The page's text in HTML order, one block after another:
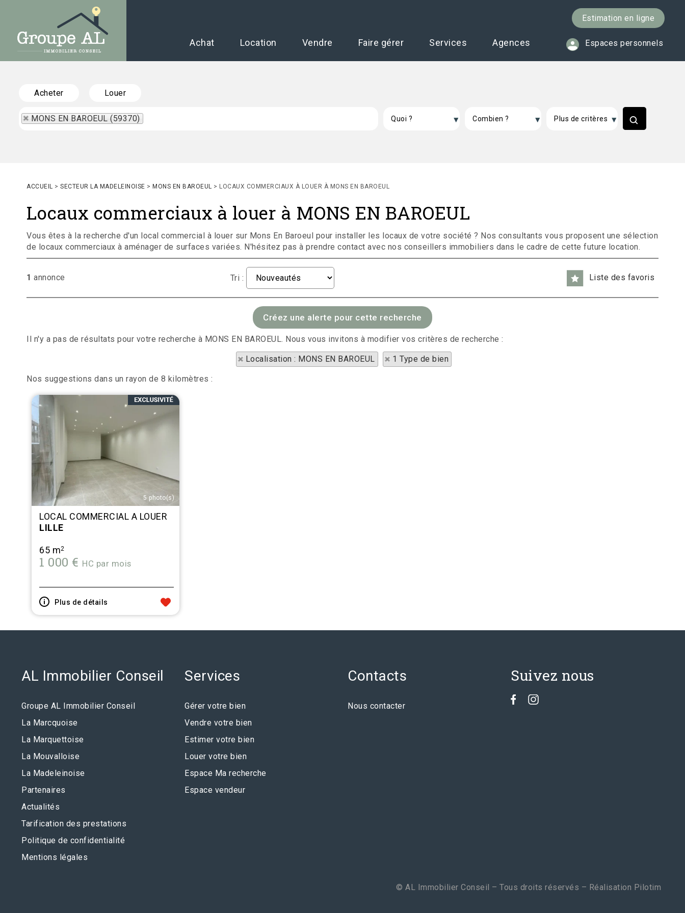
Estimation en ligne
Espaces personnels
Achat Location Vendre Faire gérer Services Agences
Acheter Louer
MONS EN BAROEUL (59370)
ACCUEIL > SECTEUR LA MADELEINOISE > MONS EN BAROEUL > LOCAUX COMMERCIAUX À LOUER À MONS EN BAROEUL
Locaux commerciaux à louer à MONS EN BAROEUL
Vous êtes à la recherche d'un local commercial à louer sur Mons En Baroeul pour installer les locaux de votre société ? Nos consultants vous proposent une sélection
de locaux commerciaux à aménager de surfaces variées. N'hésitez pas à prendre contact avec nos conseillers immobiliers dans le cadre de cette future location.
1 annonce Tri : Liste des favoris
Il n'y a pas de résultats pour votre recherche à MONS EN BAROEUL. Nous vous invitons à modifier vos critères de recherche :
Localisation : MONS EN BAROEUL 1 Type de bien
Nos suggestions dans un rayon de 8 kilomètres :
5 photo(s)
LOCAL COMMERCIAL A LOUER
LILLE
65 m2
1 000 € HC par mois
Plus de détails
AL Immobilier Conseil
Groupe AL Immobilier Conseil
La Marcquoise
La Marquettoise
La Mouvalloise
La Madeleinoise
Partenaires
Actualités
Tarification des prestations
Politique de confidentialité
Mentions légales
Services
Gérer votre bien
Vendre votre bien
Estimer votre bien
Louer votre bien
Espace Ma recherche
Espace vendeur
Contacts
Nous contacter
Suivez nous
© AL Immobilier Conseil – Tous droits réservés – Réalisation Pilotim